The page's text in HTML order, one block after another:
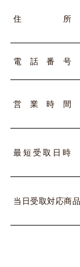
住 所
電 話 番 号
営 業 時 間
最短 受 取 日 時
当 日受取対応商品